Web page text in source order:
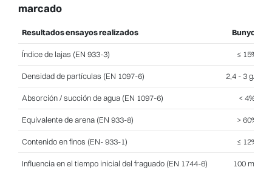
marcado
Resultados ensayos realizados Bunyola
Índice de lajas (EN 933-3) ≤ 15%
Densidad de partículas (EN 1097-6) 2,4 - 3 g/cm³
Absorción / succión de agua (EN 1097-6) < 4%
Equivalente de arena (EN 933-8) > 60%
Contenido en finos (EN- 933-1) ≤ 12%
Influencia en el tiempo inicial del fraguado (EN 1744-6) 100 min